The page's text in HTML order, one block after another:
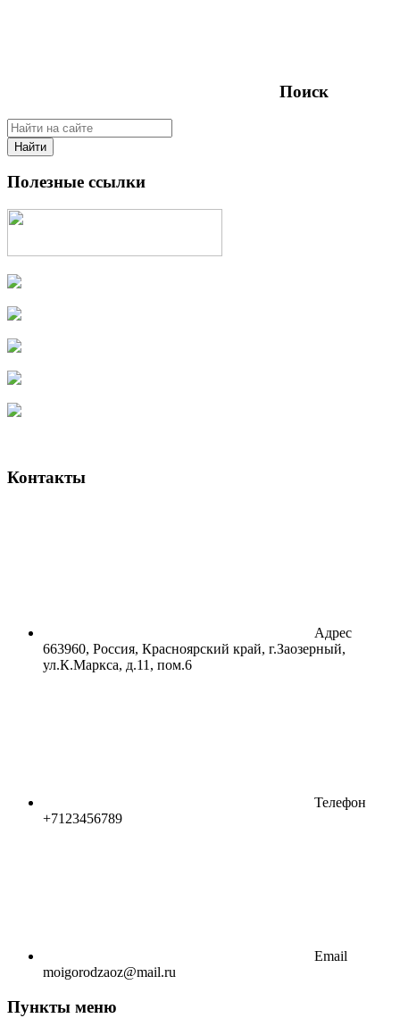
Поиск
Найти
Полезные ссылки
Контакты
Адрес
663960, Россия, Красноярский край, г.Заозерный,
ул.К.Маркса, д.11, пом.6
Телефон
+7123456789
Email
moigorodzaoz@mail.ru
Пункты меню